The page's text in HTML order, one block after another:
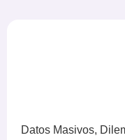
Datos Masivos,